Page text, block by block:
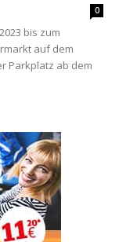
0
bis zum
auf dem
Parkplatz ab dem